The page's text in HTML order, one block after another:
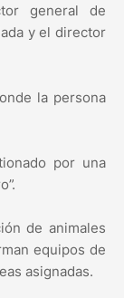
general de
y el director
la persona
por una
de animales
equipos de
asignadas.